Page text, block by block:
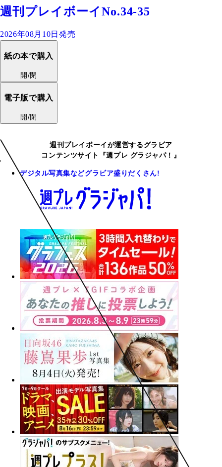
週刊プレイボーイNo.34-35
2026年08月10日発売
紙の本で購入
開/閉
電子版で購入
開/閉
週刊プレイボーイが運営するグラビア
コンテンツサイト『週プレ グラジャパ！』
デジタル写真集などグラビア盛りだくさん!